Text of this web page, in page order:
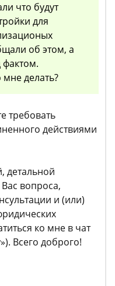
что будут
для
об этом, а
фактом.
делать?
требовать
действиями
детальной
вопроса,
и (или)
ко мне в чат
Всего доброго!